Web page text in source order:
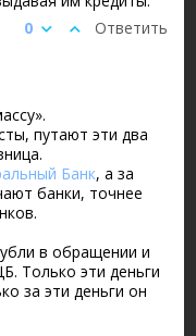
Ответить
0
путают эти два
Банк, а за
банки, точнее
в обращении и
Только эти деньги
за эти деньги он